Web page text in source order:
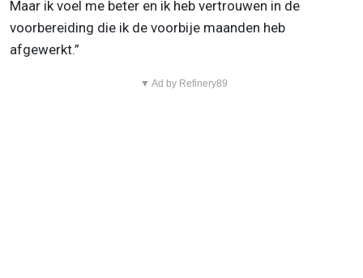
Maar ik voel me beter en ik heb vertrouwen in de
voorbereiding die ik de voorbije maanden heb
afgewerkt.”
▼ Ad by Refinery89